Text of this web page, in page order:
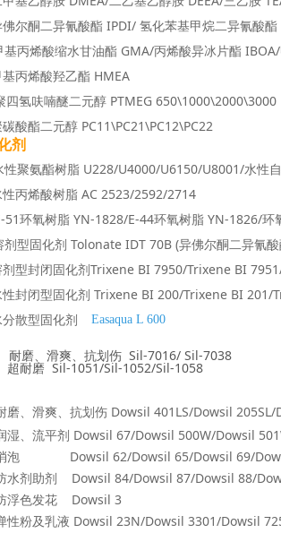
二异氰酸酯 IPDI/ 氢化苯基甲烷二异氰酸酯
基丙烯酸缩水甘油酯 GMA/丙烯酸异冰片酯
羟乙酯 HMEA
四氢呋喃醚二元醇 PTMEG 650\1000\2000\3000
酸酯二元醇 PC11\PC21\PC12\PC22
剂
氨酯树脂 U228/U4000/U6150/U8001/水性自
脂 AC 2523/2592/2714
树脂 YN-1828/E-44环氧树脂 YN-1826/环
剂型固化剂 Tolonate IDT 70B (异佛尔酮二异氰
化剂Trixene BI 7950/Trixene BI
剂 Trixene BI 200/Trixene BI 201/
化剂
耐磨、滑爽、抗划伤 Sil-7016/ Sil-7038
超耐磨 Sil-1051/Sil-1052/Sil-1058
爽、抗划伤 Dowsil 401LS/Dowsil
67/Dowsil 500W/Dowsil 501W/
Dowsil 65/Dowsil 69/Dowsil 8590/
84/Dowsil 87/Dowsil 88/
Dowsil 3
Dowsil 23N/Dowsil 3301/Dowsil
Easaqua L 600